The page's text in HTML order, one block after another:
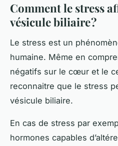
Comment le stress
vésicule biliaire ?
Le stress est un
humaine. Même en
négatifs sur le cœur et le
reconnaitre que le stress
vésicule biliaire.
En cas de stress par
hormones capables